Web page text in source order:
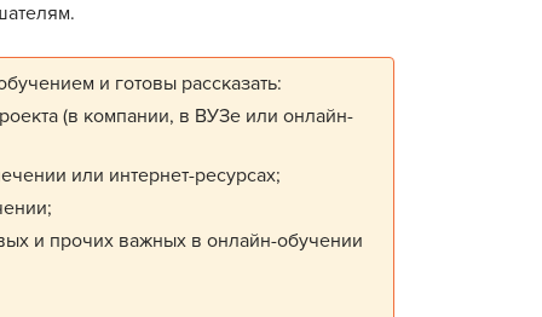
и готовы рассказать:
(в компании, в ВУЗе или онлайн-
или интернет-ресурсах;
и прочих важных в онлайн-обучении